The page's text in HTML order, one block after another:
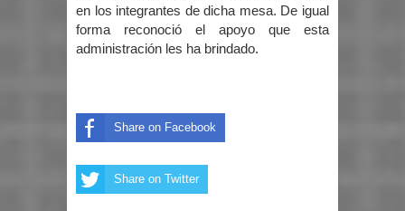
en los integrantes de dicha mesa. De igual
forma reconoció el apoyo que esta
administración les ha brindado.
Share on Facebook
Share on Twitter